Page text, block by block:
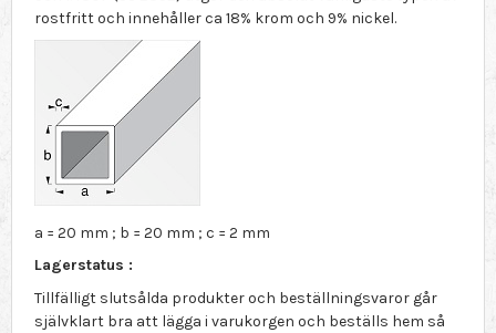
rostfritt och innehåller ca 18% krom och 9% nickel.
a = 20 mm ; b = 20 mm ; c = 2 mm
Lagerstatus :
Tillfälligt slutsålda produkter och beställningsvaror går
självklart bra att lägga i varukorgen och beställs hem så